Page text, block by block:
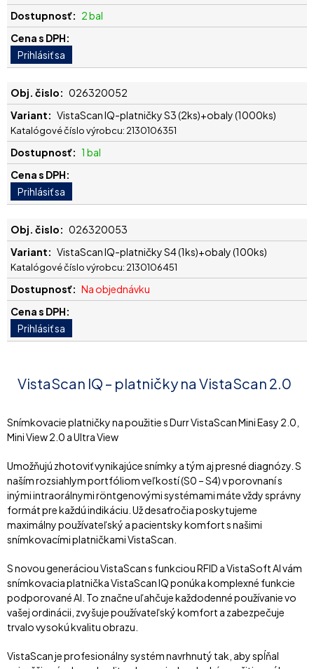
2 bal
026320052
VistaScan IQ-platničky S3 (2ks)+obaly (1000ks)
Katalógové číslo výrobcu: 2130106351
1 bal
026320053
VistaScan IQ-platničky S4 (1ks)+obaly (100ks)
Katalógové číslo výrobcu: 2130106451
Na objednávku
VistaScan IQ – platničky na VistaScan 2.0
Snímkovacie platničky na použitie s Durr VistaScan Mini Easy 2.0,
Mini View 2.0 a Ultra View
Umožňujú zhotoviť vynikajúce snímky a tým aj presné diagnózy. S
naším rozsiahlym portfóliom veľkostí (S0 – S4) v porovnaní s
inými intraorálnymi röntgenovými systémami máte vždy správny
formát pre každú indikáciu. Už desaťročia poskytujeme
maximálny používateľský a pacientsky komfort s našimi
snímkovacími platničkami VistaScan.
S novou generáciou VistaScan s funkciou RFID a VistaSoft AI vám
snímkovacia platnička VistaScan IQ ponúka komplexné funkcie
podporované AI. To značne uľahčuje každodenné používanie vo
vašej ordinácii, zvyšuje používateľský komfort a zabezpečuje
trvalo vysokú kvalitu obrazu.
VistaScan je profesionálny systém navrhnutý tak, aby spĺňal